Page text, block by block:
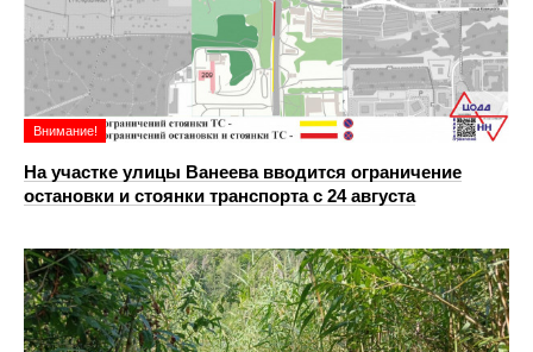
Внимание!
На участке улицы Ванеева вводится ограничение
остановки и стоянки транспорта с 24 августа